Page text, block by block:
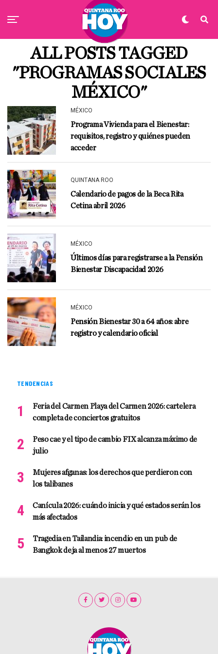
ALL POSTS TAGGED
"PROGRAMAS SOCIALES
MÉXICO"
MÉXICO
Programa Vivienda para el Bienestar:
requisitos, registro y quiénes pueden
acceder
QUINTANA ROO
Calendario de pagos de la Beca Rita
Cetina abril 2026
MÉXICO
Últimos días para registrarse a la Pensión
Bienestar Discapacidad 2026
MÉXICO
Pensión Bienestar 30 a 64 años: abre
registro y calendario oficial
TENDENCIAS
Feria del Carmen Playa del Carmen 2026: cartelera
completa de conciertos gratuitos
Peso cae y el tipo de cambio FIX alcanza máximo de
julio
Mujeres afganas: los derechos que perdieron con
los talibanes
Canícula 2026: cuándo inicia y qué estados serán los
más afectados
Tragedia en Tailandia: incendio en un pub de
Bangkok deja al menos 27 muertos